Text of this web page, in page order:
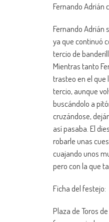
Fernando Adrián
Fernando Adrián
ya que continuó
tercio de
Mientras tanto
trasteo en el que
tercio, aunque
buscándolo a
cruzándose,
así pasaba. El
robarle unas
cuajando unos
pero con la que
Ficha del festejo:
Plaza de Toros